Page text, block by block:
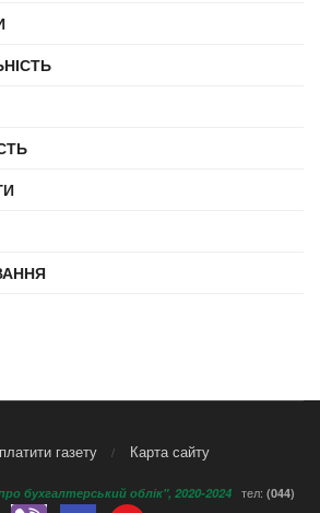
газету Карта сайту
бухгалтерський облік", 2020-2024 тел: (044)